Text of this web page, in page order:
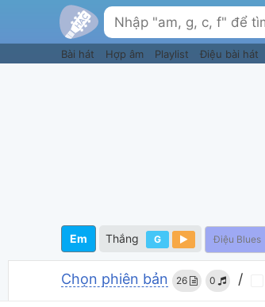
Bài hát Hợp âm Playlist Điệu bài hát
Em Thắng G Điệu Blues
Chọn phiên bản 26 0 /